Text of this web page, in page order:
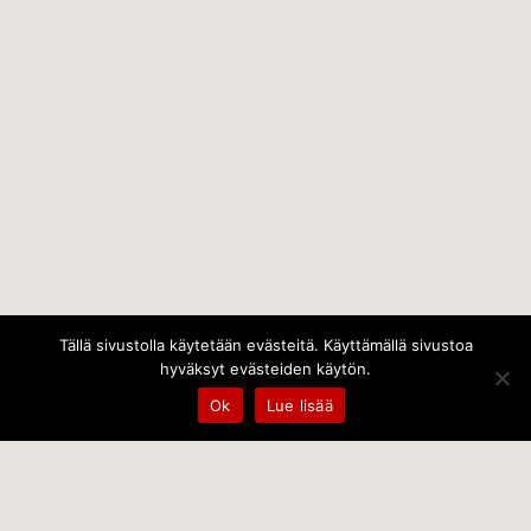
Tällä sivustolla käytetään evästeitä. Käyttämällä sivustoa
hyväksyt evästeiden käytön.
Ok
Lue lisää